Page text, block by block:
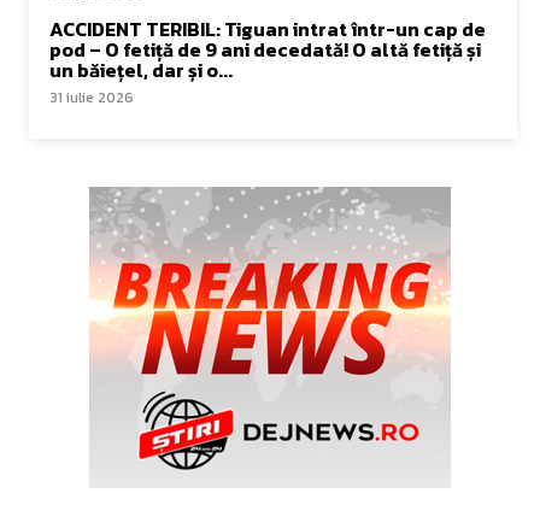
ACCIDENT TERIBIL: Tiguan intrat într-un cap de
pod – O fetiță de 9 ani decedată! O altă fetiță și
un băiețel, dar și o...
31 iulie 2026